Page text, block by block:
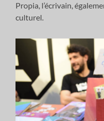
Propia, l’écrivain,
culturel.